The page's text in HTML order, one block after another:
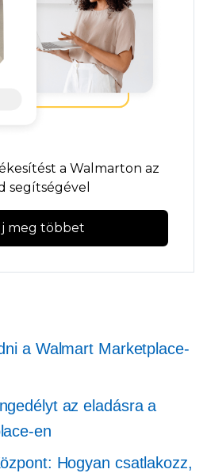
a Walmarton az
segítségével
meg többet
a Walmart Marketplace-
az eladásra a
en
Hogyan csatlakozz,